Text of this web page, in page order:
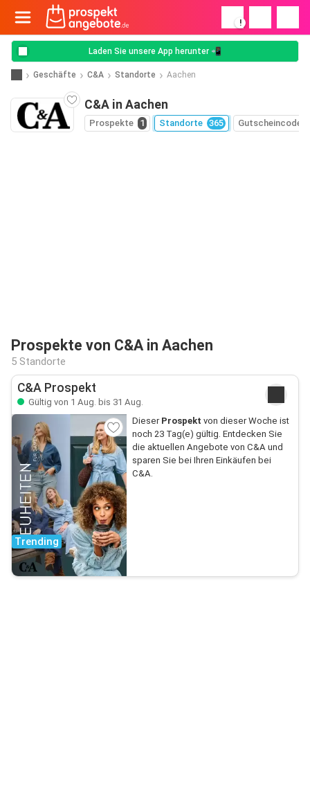
!
Laden Sie unsere App herunter 📲
Geschäfte C&A Standorte Aachen
C&A in Aachen
Prospekte 1 Standorte 365 Gutscheincodes
Prospekte von C&A in Aachen
5 Standorte
C&A Prospekt
Gültig von 1 Aug. bis 31 Aug.
Trending
Dieser Prospekt von dieser Woche ist
noch 23 Tag(e) gültig. Entdecken Sie
die aktuellen Angebote von C&A und
sparen Sie bei Ihren Einkäufen bei
C&A.